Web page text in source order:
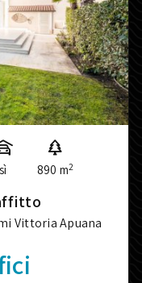
sì 890 m2
Vittoria Apuana